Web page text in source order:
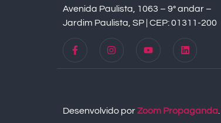
Avenida Paulista, 1063 – 9° andar –
Jardim Paulista, SP | CEP: 01311-200
Desenvolvido porZoom Propaganda